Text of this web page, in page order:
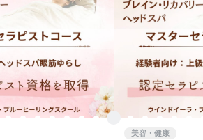
チョウ ヨウコ）
フレクソロジスト
ス取得
美容・健康